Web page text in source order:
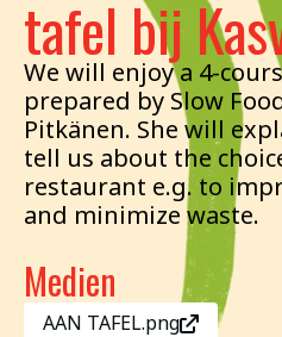
tafel bij
We will enjoy a 4-
prepared by Slow
Pitkänen. She will
tell us about the
restaurant e.g. to
and minimize waste.
Medien
AAN TAFEL.png